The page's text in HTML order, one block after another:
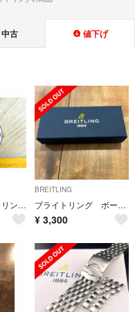
中古 値下げ
Ｋ本123/ ブライトリング タベリー 腕時計 クオーツ メンズ
BREITLING
ブライトリング ボールペン
¥ 3,300